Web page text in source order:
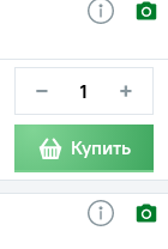
− +
Купить